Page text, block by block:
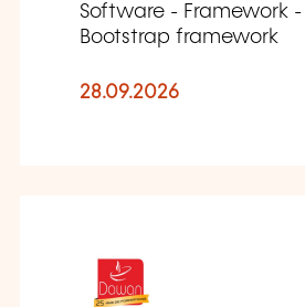
Software - Framework -
Bootstrap framework
28.09.2026